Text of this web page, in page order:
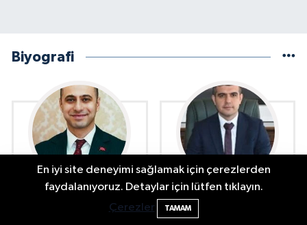
Biyografi
Ekrem Ender ERGÜN
Emre YEŞİLBAŞ Kimdir?
En iyi site deneyimi sağlamak için çerezlerden
faydalanıyoruz. Detaylar için lütfen tıklayın.
Çerezler
TAMAM
Bartın'da Şafak Operasyonu: 5 Gözaltı, 4
Şüpheli Aranıyor